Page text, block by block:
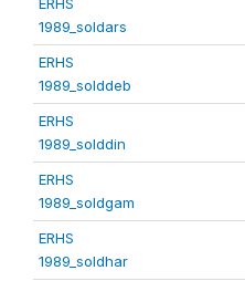
1989_soldars
ERHS
1989_solddeb
ERHS
1989_solddin
ERHS
1989_soldgam
ERHS
1989_soldhar